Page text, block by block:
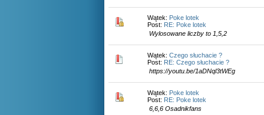
Wątek: Poke lotek
Post: RE: Poke lotek
Wylosowane liczby to 1,5,2
Wątek: Czego słuchacie ?
Post: RE: Czego słuchacie ?
https://youtu.be/1aDNql3tWEg
Wątek: Poke lotek
Post: RE: Poke lotek
6,6,6 Osadnikfans